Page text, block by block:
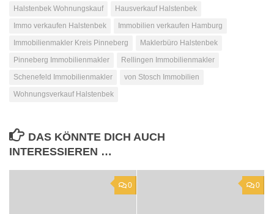
Halstenbek Wohnungskauf
Hausverkauf Halstenbek
Immo verkaufen Halstenbek
Immobilien verkaufen Hamburg
Immobilienmakler Kreis Pinneberg
Maklerbüro Halstenbek
Pinneberg Immobilienmakler
Rellingen Immobilienmakler
Schenefeld Immobilienmakler
von Stosch Immobilien
Wohnungsverkauf Halstenbek
DAS KÖNNTE DICH AUCH
INTERESSIEREN …
0 0